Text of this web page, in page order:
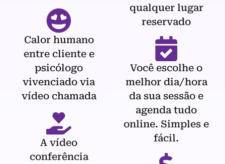
Calor humano
entre cliente e
psicólogo
vivenciado via
vídeo chamada
A vídeo
conferência
qualquer lugar
reservado
Você escolhe o
melhor dia/hora
da sua sessão e
agenda tudo
online. Simples e
fácil.